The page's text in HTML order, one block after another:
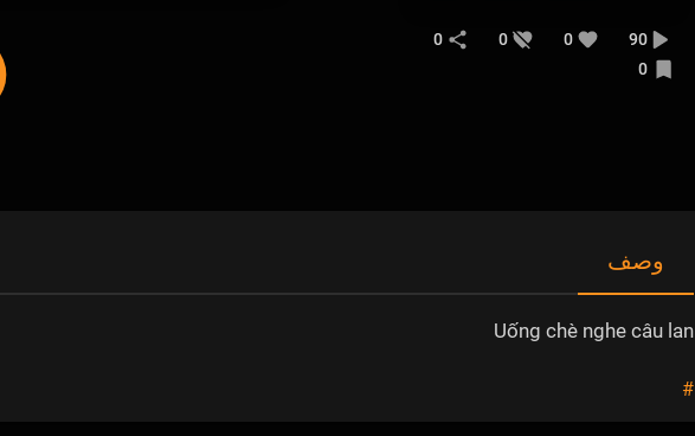
90
0
0
0
0
وصف
Uống chè nghe câu lan
#